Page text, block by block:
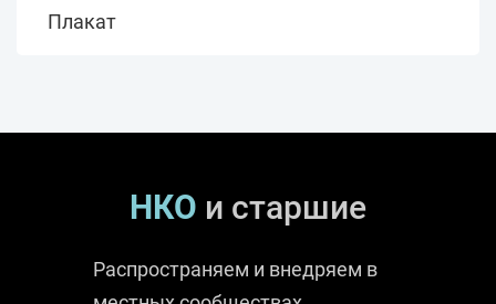
Плакат
НКО и старшие
Распространяем и внедряем в